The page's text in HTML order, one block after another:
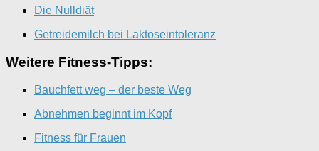
Die Nulldiät
Getreidemilch bei Laktoseintoleranz
Weitere Fitness-Tipps:
Bauchfett weg – der beste Weg
Abnehmen beginnt im Kopf
Fitness für Frauen